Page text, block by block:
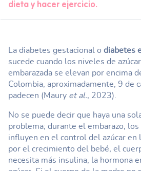
dieta y hacer ejercicio.
La diabetes gestacional o diabetes
sucede cuando los niveles de
embarazada se elevan por encima
Colombia, aproximadamente, 9 de
padecen (Maury et al., 2023).
No se puede decir que haya una
problema; durante el embarazo,
influyen en el control del azúcar en
por el crecimiento del bebé, el
necesita más insulina, la hormona